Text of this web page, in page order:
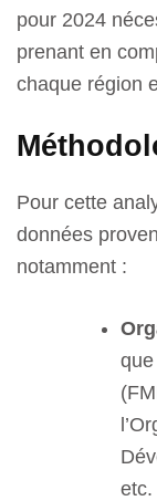
pour 2024
prenant en
chaque région
Pour cette
données
notamment :
etc.